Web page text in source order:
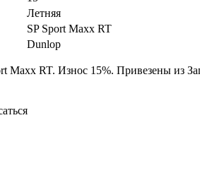
Летняя
SP Sport Maxx RT
Dunlop
RT. Износ 15%. Привезены из